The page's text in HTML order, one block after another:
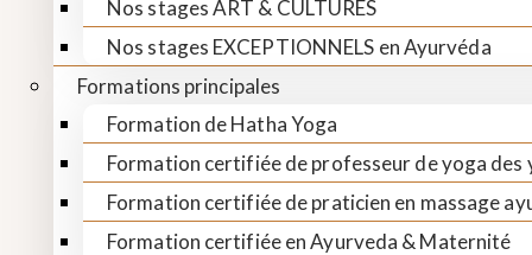
Nos stages ART & CULTURES
Nos stages EXCEPTIONNELS en Ayurvéda
Formations principales
Formation de Hatha Yoga
Formation certifiée de professeur de yoga des
Formation certifiée de praticien en massage
Formation certifiée en Ayurveda & Maternité